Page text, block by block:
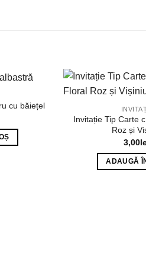
cu băiețel
Invitație Tip Carte
Roz și
3,00
ADAUGĂ